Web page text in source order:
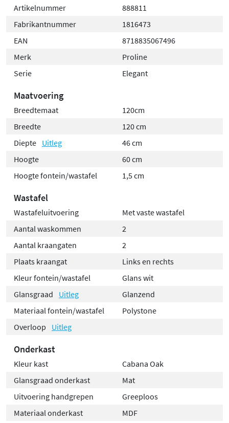
Artikelnummer
888811
Fabrikantnummer
1816473
EAN
8718835067496
Merk
Proline
Serie
Elegant
Maatvoering
Breedtemaat
120cm
Breedte
120 cm
Diepte Uitleg
46 cm
Hoogte
60 cm
Hoogte fontein/wastafel
1,5 cm
Wastafel
Wastafeluitvoering
Met vaste wastafel
Aantal waskommen
2
Aantal kraangaten
2
Plaats kraangat
Links en rechts
Kleur fontein/wastafel
Glans wit
Glansgraad
Uitleg
Glanzend
Materiaal fontein/wastafel
Polystone
Overloop
Uitleg
Onderkast
Kleur kast
Cabana Oak
Glansgraad onderkast
Mat
Uitvoering handgrepen
Greeploos
Materiaal onderkast
MDF